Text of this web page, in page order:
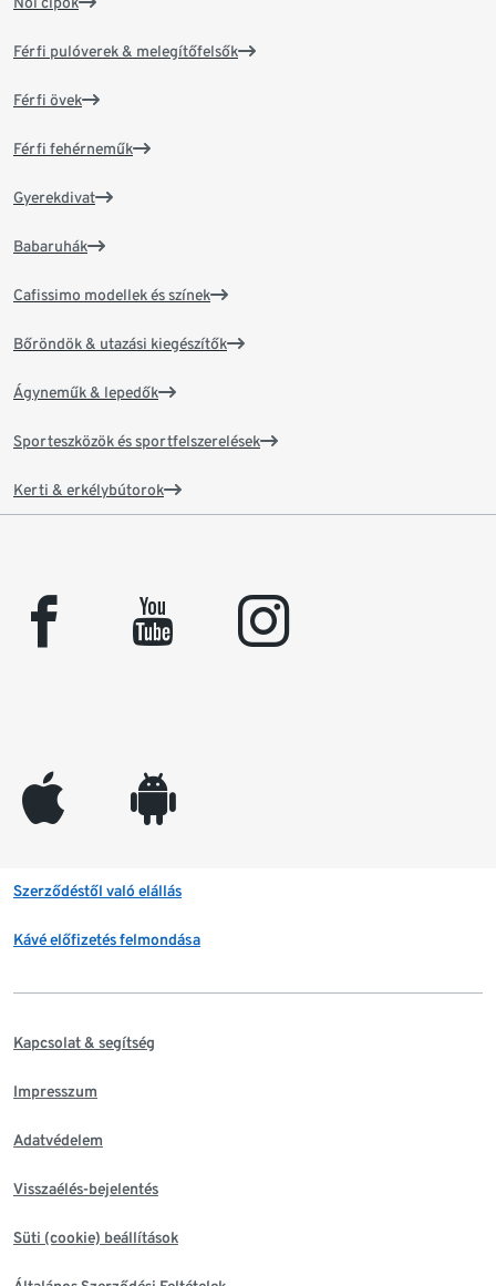
Férfi pulóverek & melegítőfelsők
Férfi övek
Férfi fehérneműk
Gyerekdivat
Babaruhák
Cafissimo modellek és színek
Bőröndök & utazási kiegészítők
Ágyneműk & lepedők
Sporteszközök és sportfelszerelések
Kerti & erkélybútorok
facebook youtube instagram
appleinc android
Szerződéstől való elállás
Kávé előfizetés felmondása
Kapcsolat & segítség
Impresszum
Adatvédelem
Visszaélés-bejelentés
Süti (cookie) beállítások